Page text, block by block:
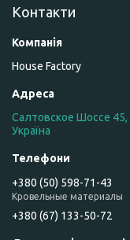
Контакти
House Factory
Салтовское Шоссе 45,
Україна
+380 (50) 598-71-43
Кровельные материалы
+380 (67) 133-50-72